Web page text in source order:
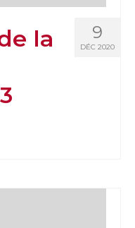
9
DÉC 2020
la